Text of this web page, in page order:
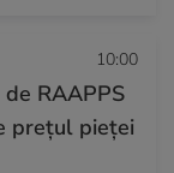
10:00
RAAPPS
prețul pieței